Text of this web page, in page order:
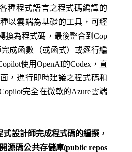
種程式語言之程式碼編譯的
以雲端為基礎的工具，可經
換為程式碼，最後整合到Cop
成函數（或函式）或逐行編
使用OpenAI的Codex，直
，進行即時建議之程式碼和
完全在微軟的Azure雲端
設計師完成程式碼的編撰，
源碼公共存儲庫(public repos